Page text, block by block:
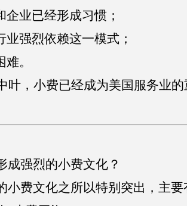
企业已经形成习惯；
业强烈依赖这一模式；
。
叶，小费已经成为美国服务业
成强烈的小费文化？
小费文化之所以特别突出，主